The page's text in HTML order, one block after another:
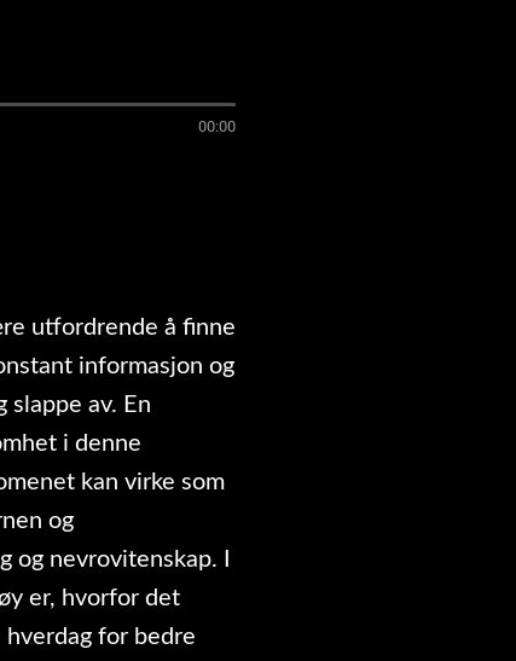
00:00
utfordrende å finne
informasjon og
slappe av. En
i denne
kan virke som
og
nevrovitenskap. I
er, hvorfor det
for bedre